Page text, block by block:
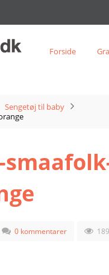
Forside
Sengetøj til baby
0 kommentarer